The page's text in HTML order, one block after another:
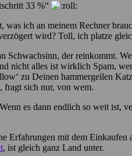
33 %“
ich an meinem Rechner
wird? Toll, ich platze
Schwachsinn, der reinkommt.
nicht alles ist wirklich Spam,
zu Deinen hammergeilen
fragt sich nur, von wem.
es dann endlich so weit ist,
Erfahrungen mit dem
, ist gleich ganz Land unter.